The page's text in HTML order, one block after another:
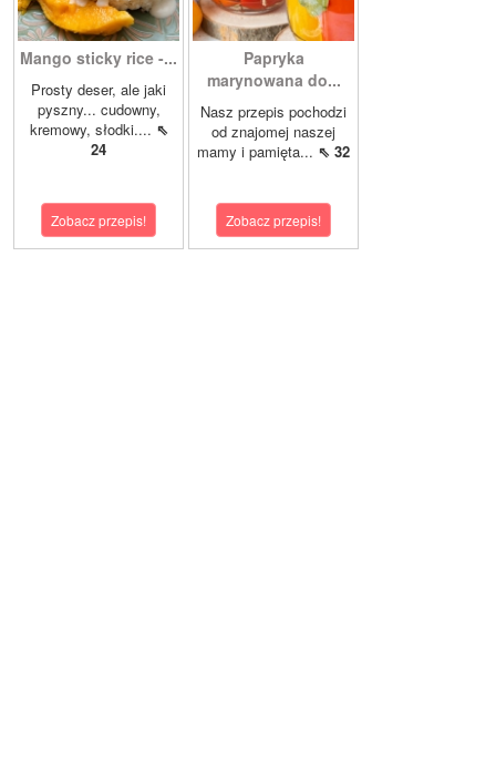
Mango sticky rice -...
Prosty deser, ale jaki
pyszny... cudowny,
kremowy, słodki.... ⇖
24
Zobacz przepis!
Papryka
marynowana do...
Nasz przepis pochodzi
od znajomej naszej
mamy i pamięta... ⇖ 32
Zobacz przepis!